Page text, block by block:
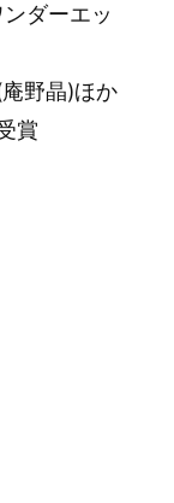
ダーエッ
野晶)ほか
賞